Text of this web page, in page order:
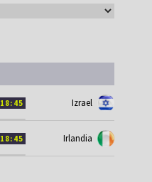
18:45 Izrael
18:45 Irlandia